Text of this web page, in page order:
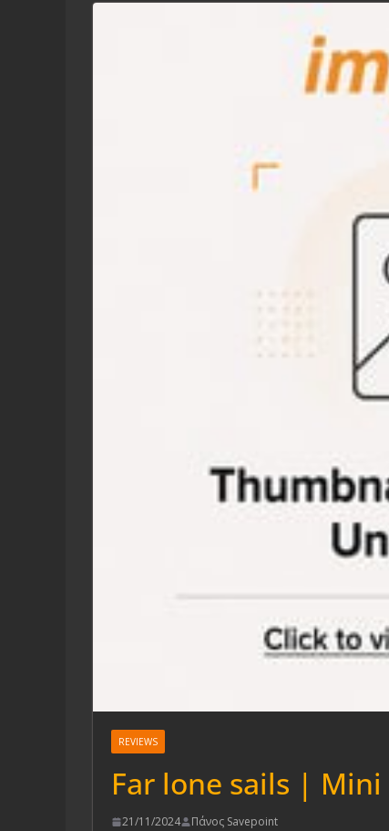
REVIEWS
Far lone sails |
21/11/2024 Πάνος Savepoint